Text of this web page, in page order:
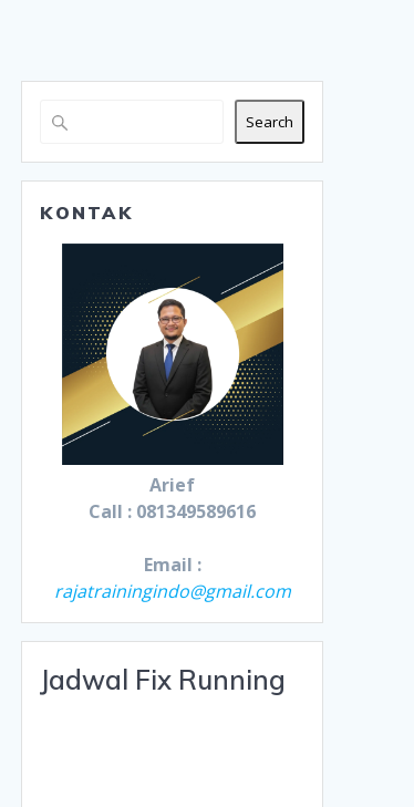
Search
KONTAK
Arief
Call : 081349589616
Email :
rajatrainingindo@gmail.com
Jadwal Fix Running